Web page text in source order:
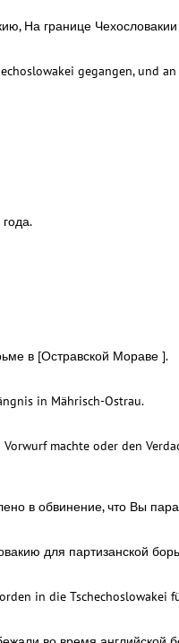
На границе
gegangen, und
в [Остравской Мораве ].
in Mährisch-Ostrau.
machte oder den
в обвинение, что Вы
для партизанской
in die Tschechoslowakei